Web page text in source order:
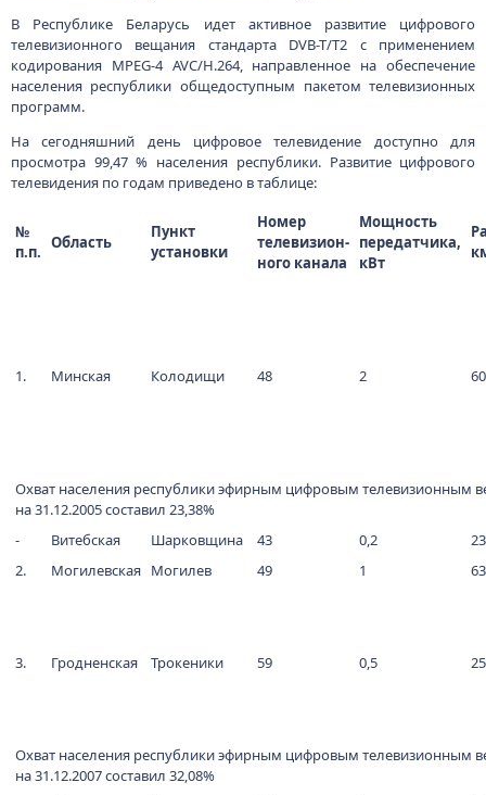
В Республике Беларусь идет активное развитие цифрового
телевизионного вещания стандарта DVB-T/Т2 с применением
кодирования MPEG-4 AVC/H.264, направленное на обеспечение
населения республики общедоступным пакетом телевизионных
программ.
На сегодняшний день цифровое телевидение доступно для
просмотра 99,47 % населения республики. Развитие цифрового
телевидения по годам приведено в таблице:
№
п.п. Область
Пункт
установки
Номер
телевизион-
ного канала
Мощность
передатчика,
кВт
1. Минская Колодищи 48 2 60
Охват населения республики эфирным цифровым телевизионным
на 31.12.2005 составил 23,38%
-
Витебская Шарковщина 43 0,2
23
2.
Могилевская Могилев 49 1 63
3. Гродненская Трокеники 59 0,5 25
Охват населения республики эфирным цифровым телевизионным
на 31.12.2007 составил 32,08%